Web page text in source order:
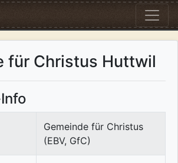
für Christus Huttwil
Gemeinde für Christus
(EBV, GfC)